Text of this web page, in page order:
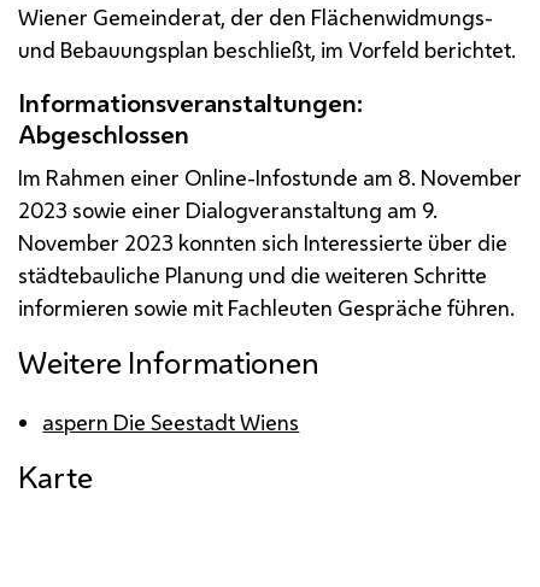
Wiener Gemeinderat, der den Flächenwidmungs-
und Bebauungsplan beschließt, im Vorfeld berichtet.
Informationsveranstaltungen:
Abgeschlossen
Im Rahmen einer Online-Infostunde am 8. November
2023 sowie einer Dialogveranstaltung am 9.
November 2023 konnten sich Interessierte über die
städtebauliche Planung und die weiteren Schritte
informieren sowie mit Fachleuten Gespräche führen.
Weitere Informationen
aspern Die Seestadt Wiens
Karte